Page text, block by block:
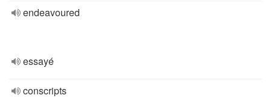
endeavoured
essayé
conscripts